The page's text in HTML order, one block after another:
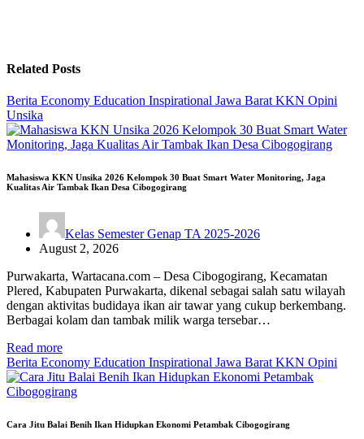
Related Posts
Berita Economy Education Inspirational Jawa Barat KKN Opini
Unsika
Mahasiswa KKN Unsika 2026 Kelompok 30 Buat Smart Water Monitoring, Jaga
Kualitas Air Tambak Ikan Desa Cibogogirang
Kelas Semester Genap TA 2025-2026
August 2, 2026
Purwakarta, Wartacana.com – Desa Cibogogirang, Kecamatan
Plered, Kabupaten Purwakarta, dikenal sebagai salah satu wilayah
dengan aktivitas budidaya ikan air tawar yang cukup berkembang.
Berbagai kolam dan tambak milik warga tersebar…
Read more
Berita Economy Education Inspirational Jawa Barat KKN Opini
Cara Jitu Balai Benih Ikan Hidupkan Ekonomi Petambak Cibogogirang